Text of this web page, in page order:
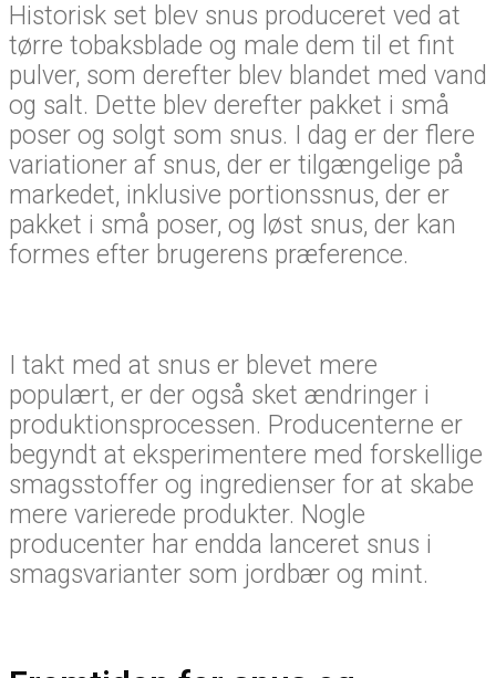
Historisk set blev snus produceret ved at
tørre tobaksblade og male dem til et fint
pulver, som derefter blev blandet med vand
og salt. Dette blev derefter pakket i små
poser og solgt som snus. I dag er der flere
variationer af snus, der er tilgængelige på
markedet, inklusive portionssnus, der er
pakket i små poser, og løst snus, der kan
formes efter brugerens præference.
I takt med at snus er blevet mere
populært, er der også sket ændringer i
produktionsprocessen. Producenterne er
begyndt at eksperimentere med forskellige
smagsstoffer og ingredienser for at skabe
mere varierede produkter. Nogle
producenter har endda lanceret snus i
smagsvarianter som jordbær og mint.